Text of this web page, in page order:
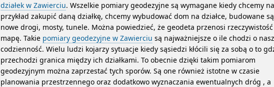
działek w Zawierciu. Wszelkie pomiary geodezyjne są wymagane kiedy chcemy na
przykład zakupić daną działkę, chcemy wybudować dom na działce, budowane są
nowe drogi, mosty, tunele. Można powiedzieć, że geodeta przenosi
mapę. Takie pomiary geodezyjne w Zawierciu są najważniejsze o ile chodzi o
codzienność. Wielu ludzi kojarzy sytuacje kiedy sąsiedzi kłócili się za sobą o to
przechodzi granica między ich działkami. To obecnie dzięki takim pomiarom
geodezyjnym można zaprzestać tych sporów. Są one również istotne w czasie
planowania przestrzennego oraz dodatkowo wyznaczania ewentualnych dróg , a